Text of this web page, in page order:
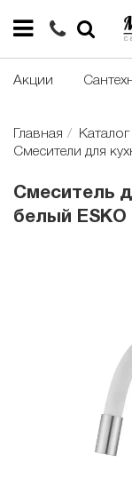
Акции
Главная Каталог
Смесители для
Смеситель
белый ESKO